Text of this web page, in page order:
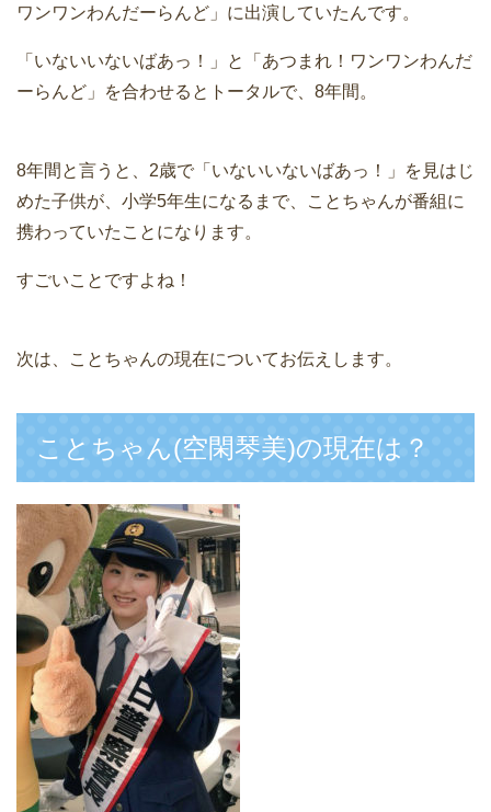
ワンワンわんだーらんど」に出演していたんです。
「いないいないばあっ！」と「あつまれ！ワンワンわんだ
ーらんど」を合わせるとトータルで、8年間。
8年間と言うと、2歳で「いないいないばあっ！」を見はじ
めた子供が、小学5年生になるまで、ことちゃんが番組に
携わっていたことになります。
すごいことですよね！
次は、ことちゃんの現在についてお伝えします。
ことちゃん(空閑琴美)の現在は？